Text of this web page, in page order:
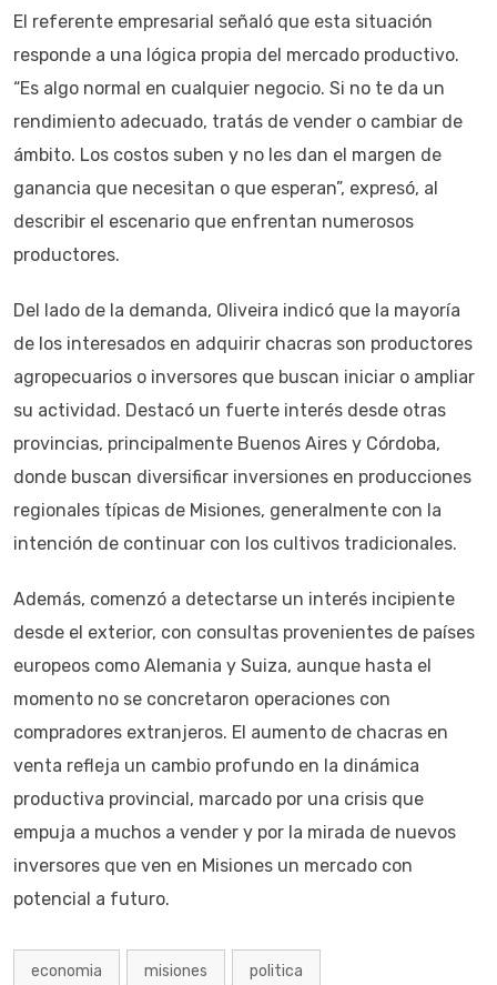
El referente empresarial señaló que esta situación
responde a una lógica propia del mercado productivo.
“Es algo normal en cualquier negocio. Si no te da un
rendimiento adecuado, tratás de vender o cambiar de
ámbito. Los costos suben y no les dan el margen de
ganancia que necesitan o que esperan”, expresó, al
describir el escenario que enfrentan numerosos
productores.
Del lado de la demanda, Oliveira indicó que la mayoría
de los interesados en adquirir chacras son productores
agropecuarios o inversores que buscan iniciar o ampliar
su actividad. Destacó un fuerte interés desde otras
provincias, principalmente Buenos Aires y Córdoba,
donde buscan diversificar inversiones en producciones
regionales típicas de Misiones, generalmente con la
intención de continuar con los cultivos tradicionales.
Además, comenzó a detectarse un interés incipiente
desde el exterior, con consultas provenientes de países
europeos como Alemania y Suiza, aunque hasta el
momento no se concretaron operaciones con
compradores extranjeros. El aumento de chacras en
venta refleja un cambio profundo en la dinámica
productiva provincial, marcado por una crisis que
empuja a muchos a vender y por la mirada de nuevos
inversores que ven en Misiones un mercado con
potencial a futuro.
economia misiones politica